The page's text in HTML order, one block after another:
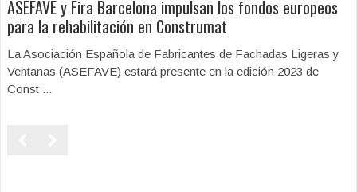
ASEFAVE y Fira Barcelona impulsan los fondos europeos
para la rehabilitación en Construmat
La Asociación Española de Fabricantes de Fachadas Ligeras y
Ventanas (ASEFAVE) estará presente en la edición 2023 de
Const ...